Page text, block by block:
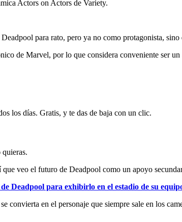
Actors on Actors de Variety.
para rato, pero ya no como protagonista,
de Marvel, por lo que considera conveniente ser
los días. Gratis, y te das de baja con un clic.
quieras.
veo el futuro de Deadpool como un apoyo
Deadpool para exhibirlo en el estadio de su
en el personaje que siempre sale en los